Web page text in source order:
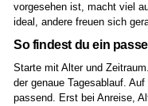
vorgesehen ist, macht viel
ideal, andere freuen sich
So findest du ein
Starte mit Alter und
der genaue Tagesablauf.
passend. Erst bei Anreise,